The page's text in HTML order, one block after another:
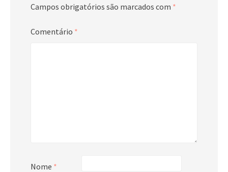
Campos obrigatórios são marcados com *
Comentário *
Nome *